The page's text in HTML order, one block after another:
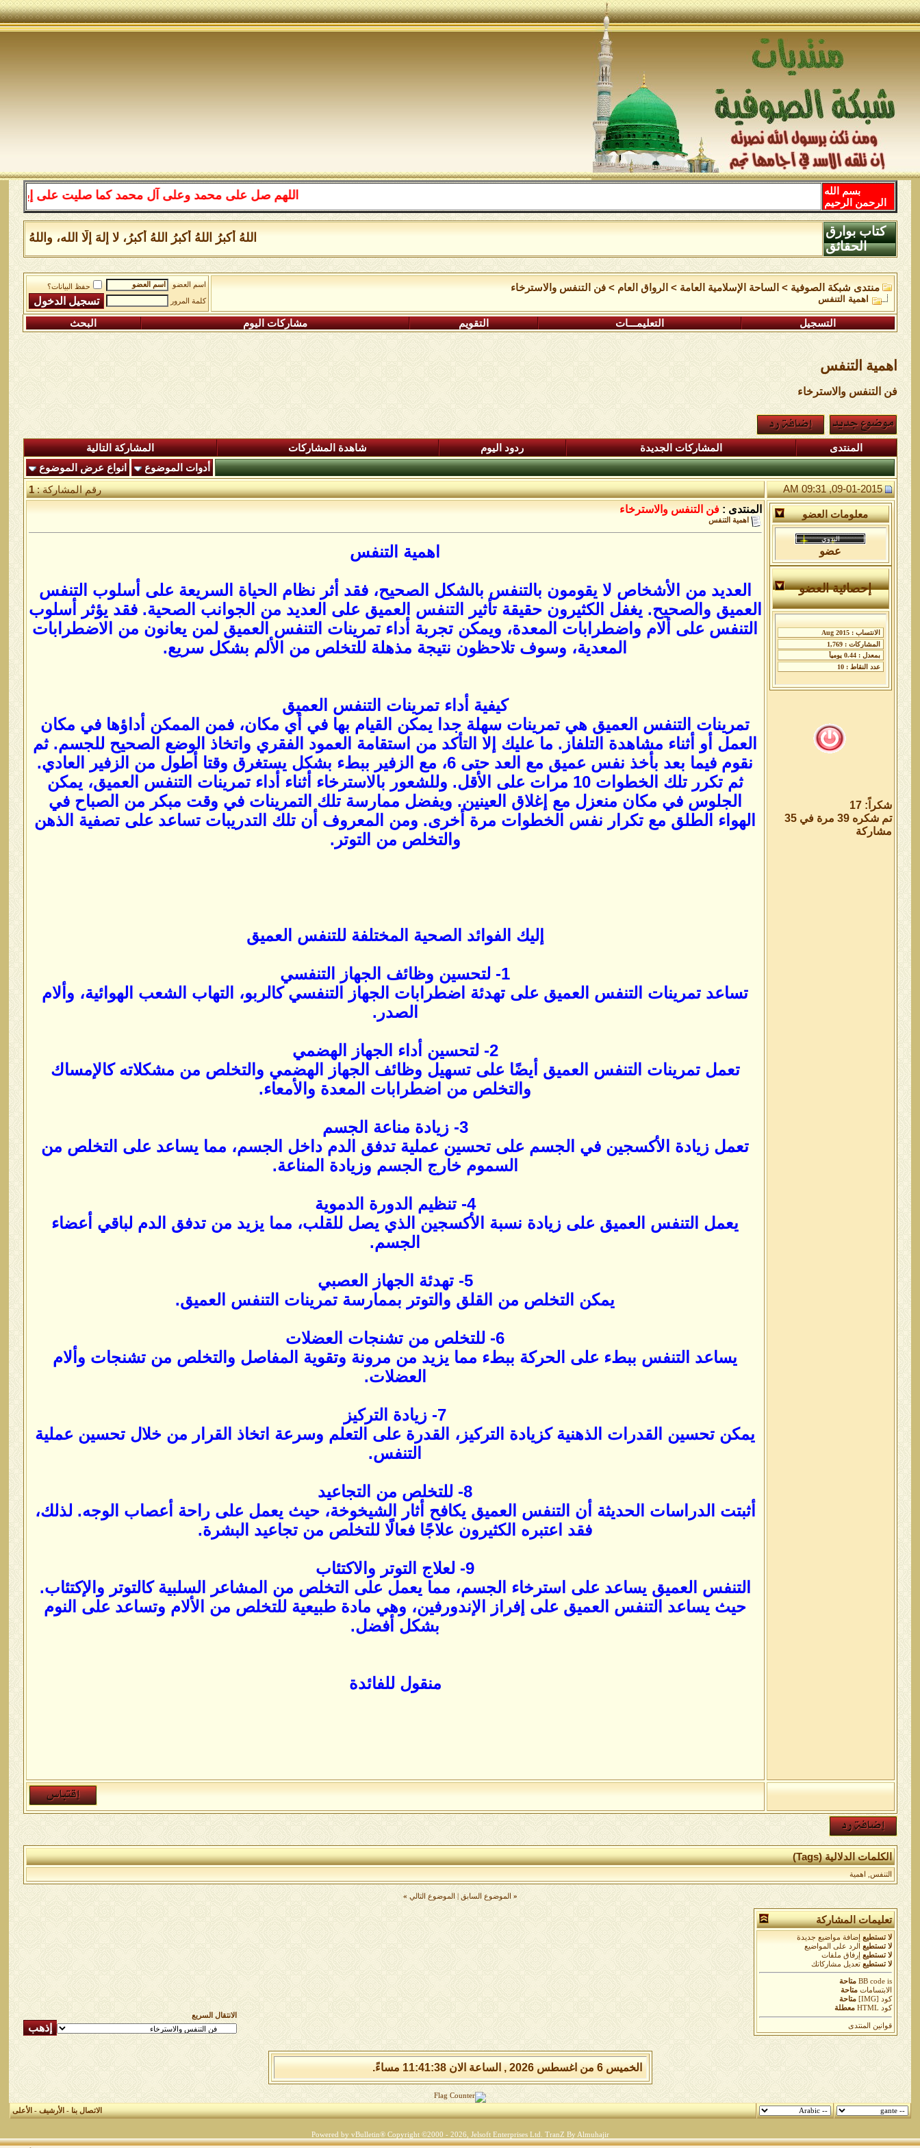
اللهم صل على محمد وعلى آل محمد كما صليت على إبراهيم وعلى
بسم الله
الرحمن الرحيم
اللهُ أكبرُ اللهُ أكبرُ اللهُ أكبرُ، لا إلهَ إلَّا الله، واللهُ
كتاب بوارق
الحقائق
منتدى شبكة الصوفية > الساحة اﻹسلامية العامة > الرواق العام >فن التنفس والاسترخاء
اهمية التنفس
اسم العضو
حفظ البيانات؟
كلمة المرور
التسجيل التعليمـــات التقويم مشاركات اليوم البحث
اهمية التنفس
فن التنفس والاسترخاء
المنتدى المشاركات الجديدة ردود اليوم شاهدة المشاركات
المشاركة التالية
أدوات الموضوع
انواع عرض الموضوع
09-01-2015, 09:31 AM
رقم المشاركة :1
معلومات العضو
عضو
إحصائية العضو
شكراً: 17
تم شكره 39 مرة في 35
مشاركة
المنتدى : فن التنفس والاسترخاء
اهمية التنفس
اهمية التنفس
العديد من الأشخاص لا يقومون بالتنفس بالشكل الصحيح، فقد أثر نظام الحياة السريعة على أسلوب التنفس
العميق والصحيح. يغفل الكثيرون حقيقة تأثير التنفس العميق على العديد من الجوانب الصحية. فقد يؤثر أسلوب
التنفس على ألام واضطرابات المعدة، ويمكن تجربة أداء تمرينات التنفس العميق لمن يعانون من الاضطرابات
المعدية، وسوف تلاحظون نتيجة مذهلة للتخلص من الألم بشكل سريع.
كيفية أداء تمرينات التنفس العميق
تمرينات التنفس العميق هي تمرينات سهلة جدا يمكن القيام بها في أي مكان، فمن الممكن أداؤها في مكان
العمل أو أثناء مشاهدة التلفاز. ما عليك إلا التأكد من استقامة العمود الفقري واتخاذ الوضع الصحيح للجسم. ثم
نقوم فيما بعد بأخذ نفس عميق مع العد حتى 6، مع الزفير ببطء بشكل يستغرق وقتا أطول من الزفير العادي.
ثم تكرر تلك الخطوات 10 مرات على الأقل. وللشعور بالاسترخاء أثناء أداء تمرينات التنفس العميق، يمكن
الجلوس في مكان منعزل مع إغلاق العينين. ويفضل ممارسة تلك التمرينات في وقت مبكر من الصباح في
الهواء الطلق مع تكرار نفس الخطوات مرة أخرى. ومن المعروف أن تلك التدريبات تساعد على تصفية الذهن
والتخلص من التوتر.
إليك الفوائد الصحية المختلفة للتنفس العميق
1- لتحسين وظائف الجهاز التنفسي
تساعد تمرينات التنفس العميق على تهدئة اضطرابات الجهاز التنفسي كالربو، التهاب الشعب الهوائية، وألام
الصدر.
2- لتحسين أداء الجهاز الهضمي
تعمل تمرينات التنفس العميق أيضًا على تسهيل وظائف الجهاز الهضمي والتخلص من مشكلاته كالإمساك
والتخلص من اضطرابات المعدة والأمعاء.
3- زيادة مناعة الجسم
تعمل زيادة الأكسجين في الجسم على تحسين عملية تدفق الدم داخل الجسم، مما يساعد على التخلص من
السموم خارج الجسم وزيادة المناعة.
4- تنظيم الدورة الدموية
يعمل التنفس العميق على زيادة نسبة الأكسجين الذي يصل للقلب، مما يزيد من تدفق الدم لباقي أعضاء
الجسم.
5- تهدئة الجهاز العصبي
يمكن التخلص من القلق والتوتر بممارسة تمرينات التنفس العميق.
6- للتخلص من تشنجات العضلات
يساعد التنفس ببطء على الحركة ببطء مما يزيد من مرونة وتقوية المفاصل والتخلص من تشنجات وألام
العضلات.
7- زيادة التركيز
يمكن تحسين القدرات الذهنية كزيادة التركيز، القدرة على التعلم وسرعة اتخاذ القرار من خلال تحسين عملية
التنفس.
8- للتخلص من التجاعيد
أثبتت الدراسات الحديثة أن التنفس العميق يكافح أثار الشيخوخة، حيث يعمل على راحة أعصاب الوجه. لذلك،
فقد اعتبره الكثيرون علاجًا فعالًا للتخلص من تجاعيد البشرة.
9- لعلاج التوتر والاكتئاب
التنفس العميق يساعد على استرخاء الجسم، مما يعمل على التخلص من المشاعر السلبية كالتوتر والإكتئاب.
حيث يساعد التنفس العميق على إفراز الإندورفين، وهي مادة طبيعية للتخلص من الألام وتساعد على النوم
بشكل أفضل.
منقول للفائدة
الكلمات الدلالية (Tags)
التنفس اهمية
« الموضوع السابق الموضوع التالي »
تعليمات المشاركة
لا تستطيع
إضافة مواضيع جديدة
لا تستطيع
الرد على المواضيع
لا تستطيع
إرفاق ملفات
لا تستطيع تعديل مشاركاتك
BB codeis
متاحة
الابتسامات متاحة
كود [IMG]
متاحة
كود HTML
معطلة
قوانين المنتدى
الانتقال السريع
الخميس 6 من اغسطس 2026 , الساعة الان 11:41:39 مساءً.
الاتصال بنا-الأرشيف-الأعلى
Powered by vBulletin® Copyright ©2000 - 2026, Jelsoft Enterprises Ltd. TranZ By Almuhajir